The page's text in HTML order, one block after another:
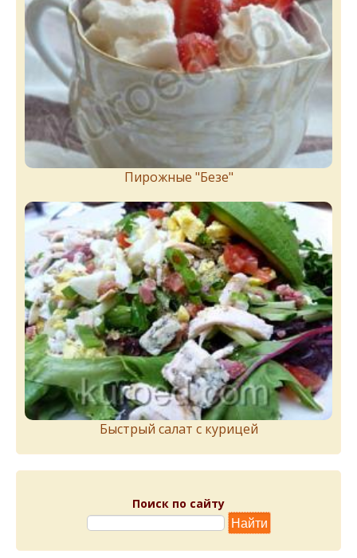
Пирожныe "Бeзe"
Быстрый салат с курицей
Поиск по сайту